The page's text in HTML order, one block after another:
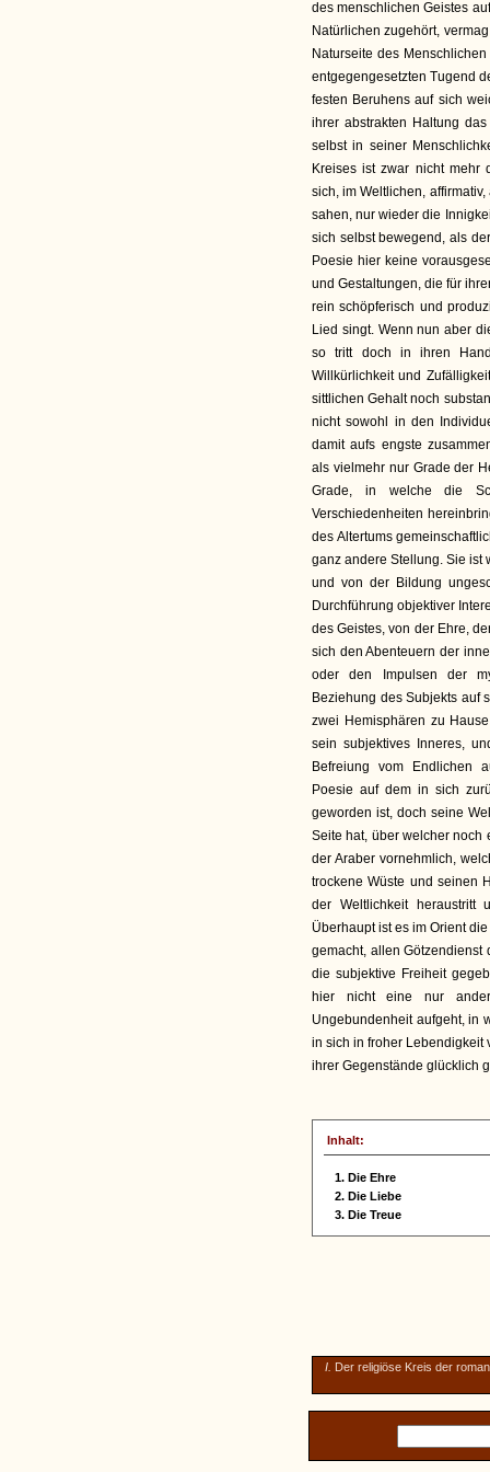
des menschlichen Geistes
Natürlichen zugehört,
Naturseite des
entgegengesetzten Tugend
festen Beruhens auf sich
ihrer abstrakten Haltung
selbst in seiner
Kreises ist zwar nicht mehr
sich, im Weltlichen,
sahen, nur wieder die
sich selbst bewegend, als
Poesie hier keine
und Gestaltungen, die für
rein schöpferisch und
Lied singt. Wenn nun aber
so tritt doch in ihren
Willkürlichkeit und
sittlichen Gehalt noch
nicht sowohl in den
damit aufs engste
als vielmehr nur Grade der
Grade, in welche die
Verschiedenheiten
des Altertums
ganz andere Stellung. Sie ist
und von der Bildung
Durchführung objektiver
des Geistes, von der Ehre,
sich den Abenteuern der
oder den Impulsen der
Beziehung des Subjekts auf
zwei Hemisphären zu
sein subjektives Inneres,
Befreiung vom Endlichen
Poesie auf dem in sich
geworden ist, doch seine
Seite hat, über welcher noch
der Araber vornehmlich,
trockene Wüste und seinen
der Weltlichkeit heraustritt
Überhaupt ist es im Orient
gemacht, allen Götzendienst
die subjektive Freiheit
hier nicht eine nur
Ungebundenheit aufgeht, in
in sich in froher Lebendigkeit
ihrer Gegenstände glücklich
Inhalt:
1. Die Ehre
2. Die Liebe
3. Die Treue
I. Der religiöse Kreis der